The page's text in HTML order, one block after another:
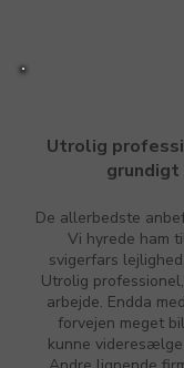
Utrolig
grundigt
De allerbedste
Vi hyrede ham
svigerfars
Utrolig
arbejde. Endda
forvejen meget
kunne